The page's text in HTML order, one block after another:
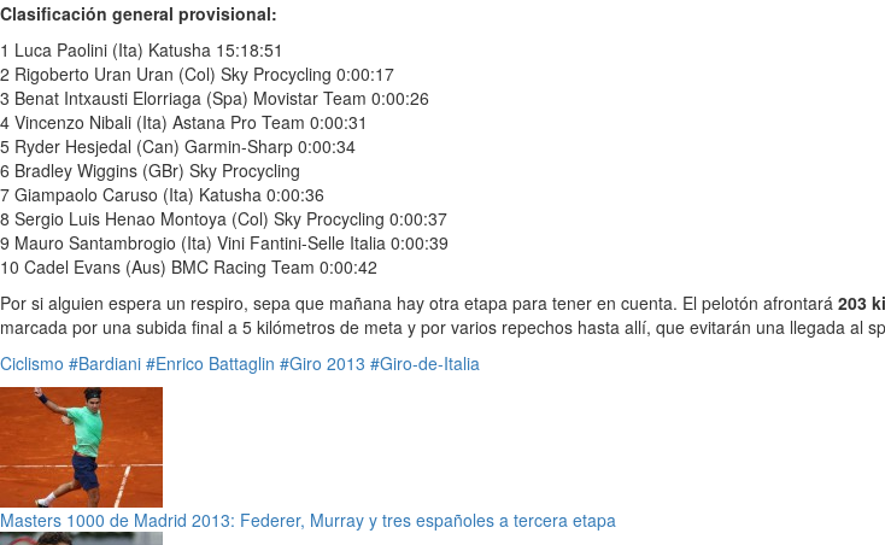
Clasificación general provisional:
1 Luca Paolini (Ita) Katusha 15:18:51
2 Rigoberto Uran Uran (Col) Sky Procycling 0:00:17
3 Benat Intxausti Elorriaga (Spa) Movistar Team 0:00:26
4 Vincenzo Nibali (Ita) Astana Pro Team 0:00:31
5 Ryder Hesjedal (Can) Garmin-Sharp 0:00:34
6 Bradley Wiggins (GBr) Sky Procycling
7 Giampaolo Caruso (Ita) Katusha 0:00:36
8 Sergio Luis Henao Montoya (Col) Sky Procycling 0:00:37
9 Mauro Santambrogio (Ita) Vini Fantini-Selle Italia 0:00:39
10 Cadel Evans (Aus) BMC Racing Team 0:00:42
Por si alguien espera un respiro, sepa que mañana hay otra etapa para tener en cuenta. El pelotón afrontará 203
marcada por una subida final a 5 kilómetros de meta y por varios repechos hasta allí, que evitarán una llegada al
Ciclismo #Bardiani #Enrico Battaglin #Giro 2013 #Giro-de-Italia
Masters 1000 de Madrid 2013: Federer, Murray y tres españoles a tercera etapa